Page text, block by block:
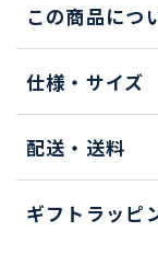
この商品につ
仕様・サイズ
配送・送料
ギフトラッピ